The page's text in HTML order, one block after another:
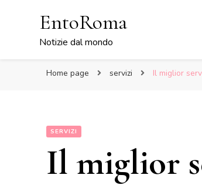
EntoRoma
Notizie dal mondo
Home page servizi Il miglior
SERVIZI
Il miglior